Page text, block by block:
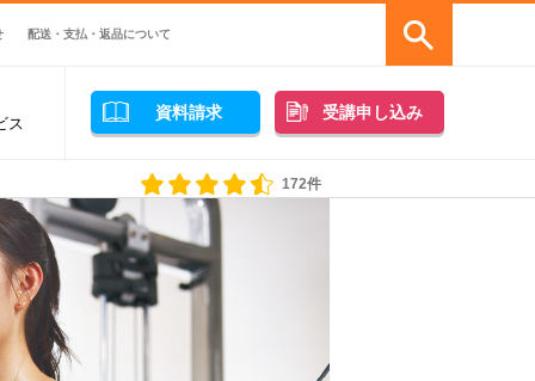
配送・支払・返品について
ス
資料請求 受講申し込み
172件